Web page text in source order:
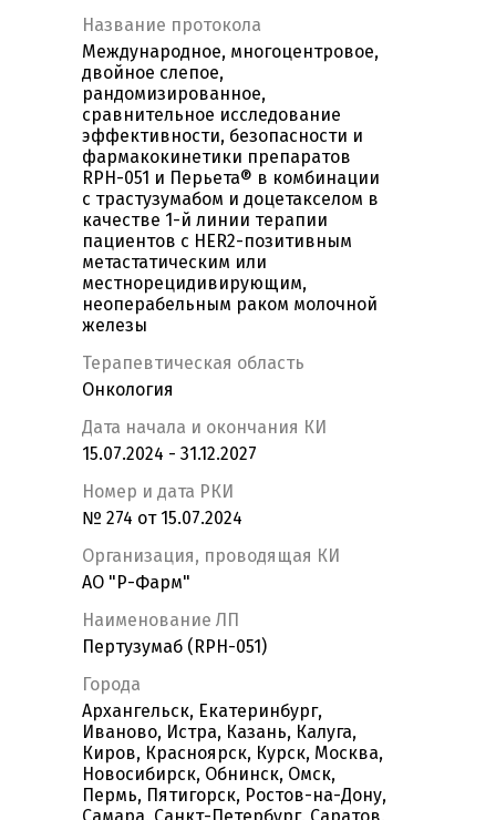
Название протокола
Международное, многоцентровое,
двойное слепое,
рандомизированное,
сравнительное исследование
эффективности, безопасности и
фармакокинетики препаратов
RPH-051 и Перьета® в комбинации
с трастузумабом и доцетакселом в
качестве 1-й линии терапии
пациентов с HER2-позитивным
метастатическим или
местнорецидивирующим,
неоперабельным раком молочной
железы
Терапевтическая область
Онкология
Дата начала и окончания КИ
15.07.2024 - 31.12.2027
Номер и дата РКИ
№ 274 от 15.07.2024
Организация, проводящая КИ
АО "Р-Фарм"
Наименование ЛП
Пертузумаб (RPH-051)
Города
Архангельск, Екатеринбург,
Иваново, Истра, Казань, Калуга,
Киров, Красноярск, Курск, Москва,
Новосибирск, Обнинск, Омск,
Пермь, Пятигорск, Ростов-на-Дону,